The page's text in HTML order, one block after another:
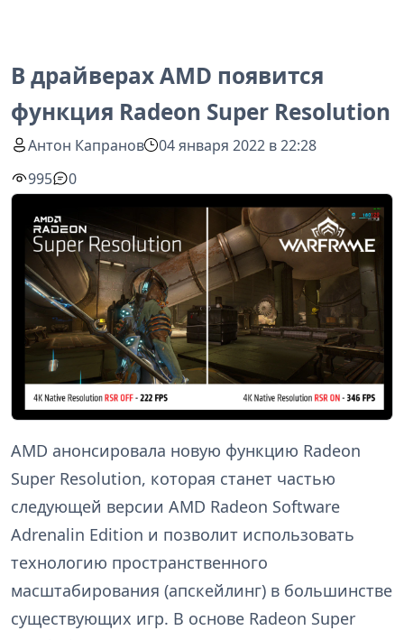
В драйверах AMD появится
функция Radeon Super Resolution
Антон Капранов
04 января 2022 в 22:28
995
0
AMD анонсировала новую функцию Radeon
Super Resolution, которая станет частью
следующей версии AMD Radeon Software
Adrenalin Edition и позволит использовать
технологию пространственного
масштабирования (апскейлинг) в большинстве
существующих игр. В основе Radeon Super